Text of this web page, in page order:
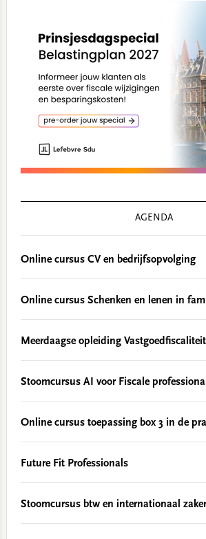
AGENDA
Online cursus CV en bedrijfsopvolging
Online cursus Schenken en lenen in
Meerdaagse opleiding
Stoomcursus AI voor Fiscale
Online cursus toepassing box 3 in de
Future Fit Professionals
Stoomcursus btw en internationaal